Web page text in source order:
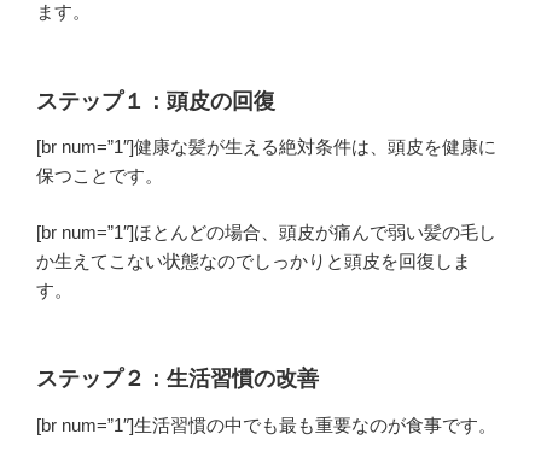
ます。
ステップ１：頭皮の回復
[br num=”1″]健康な髪が生える絶対条件は、頭皮を健康に
保つことです。
[br num=”1″]ほとんどの場合、頭皮が痛んで弱い髪の毛し
か生えてこない状態なのでしっかりと頭皮を回復しま
す。
ステップ２：生活習慣の改善
[br num=”1″]生活習慣の中でも最も重要なのが食事です。